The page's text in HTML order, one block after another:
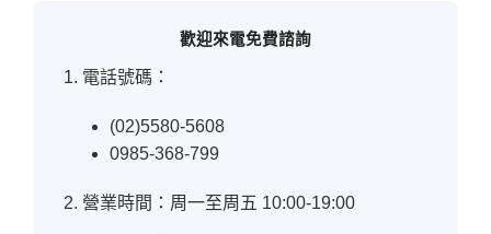
歡迎來電免費諮詢
電話號碼：
(02)5580-5608
0985-368-799
營業時間：周一至周五 10:00-19:00